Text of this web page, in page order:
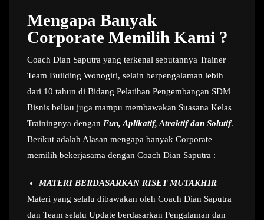
Mengapa Banyak
Corporate Memilih Kami ?
Coach Dian Saputra yang terkenal sebutannya Trainer
Team Building Wonogiri, selain berpengalaman lebih
dari 10 tahun di Bidang Pelatihan Pengembangan SDM
Bisnis beliau juga mampu membawakan Suasana Kelas
Trainingnya dengan Fun, Aplikatif, Atraktif dan Solutif.
Berikut adalah Alasan mengapa banyak Corporate
memilih bekerjasama dengan Coach Dian Saputra :
MATERI BERDASARKAN RISET MUTAKHIR
Materi yang selalu dibawakan oleh Coach Dian Saputra
dan Team selalu Update berdasarkan Pengalaman dan